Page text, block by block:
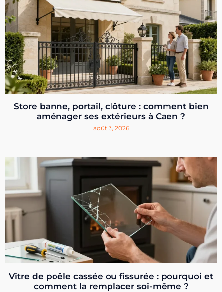
Store banne, portail, clôture : comment bien
aménager ses extérieurs à Caen ?
août 3, 2026
Vitre de poêle cassée ou fissurée : pourquoi et
comment la remplacer soi-même ?